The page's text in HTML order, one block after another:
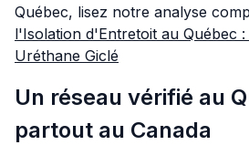
Québec, lisez notre analyse
l'Isolation d'Entretoit au Québec :
Uréthane Giclé
Un réseau vérifié au
partout au Canada